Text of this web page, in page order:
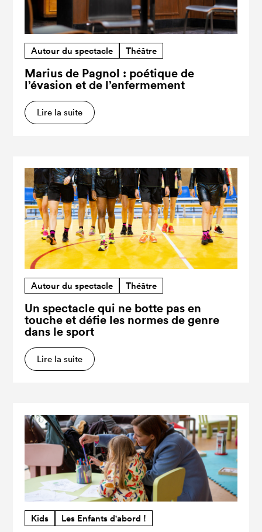
Autour du spectacle Théâtre
Marius de Pagnol : poétique de
l’évasion et de l’enfermement
Lire la suite
Autour du spectacle Théâtre
Un spectacle qui ne botte pas en
touche et défie les normes de genre
dans le sport
Lire la suite
Kids Les Enfants d'abord !